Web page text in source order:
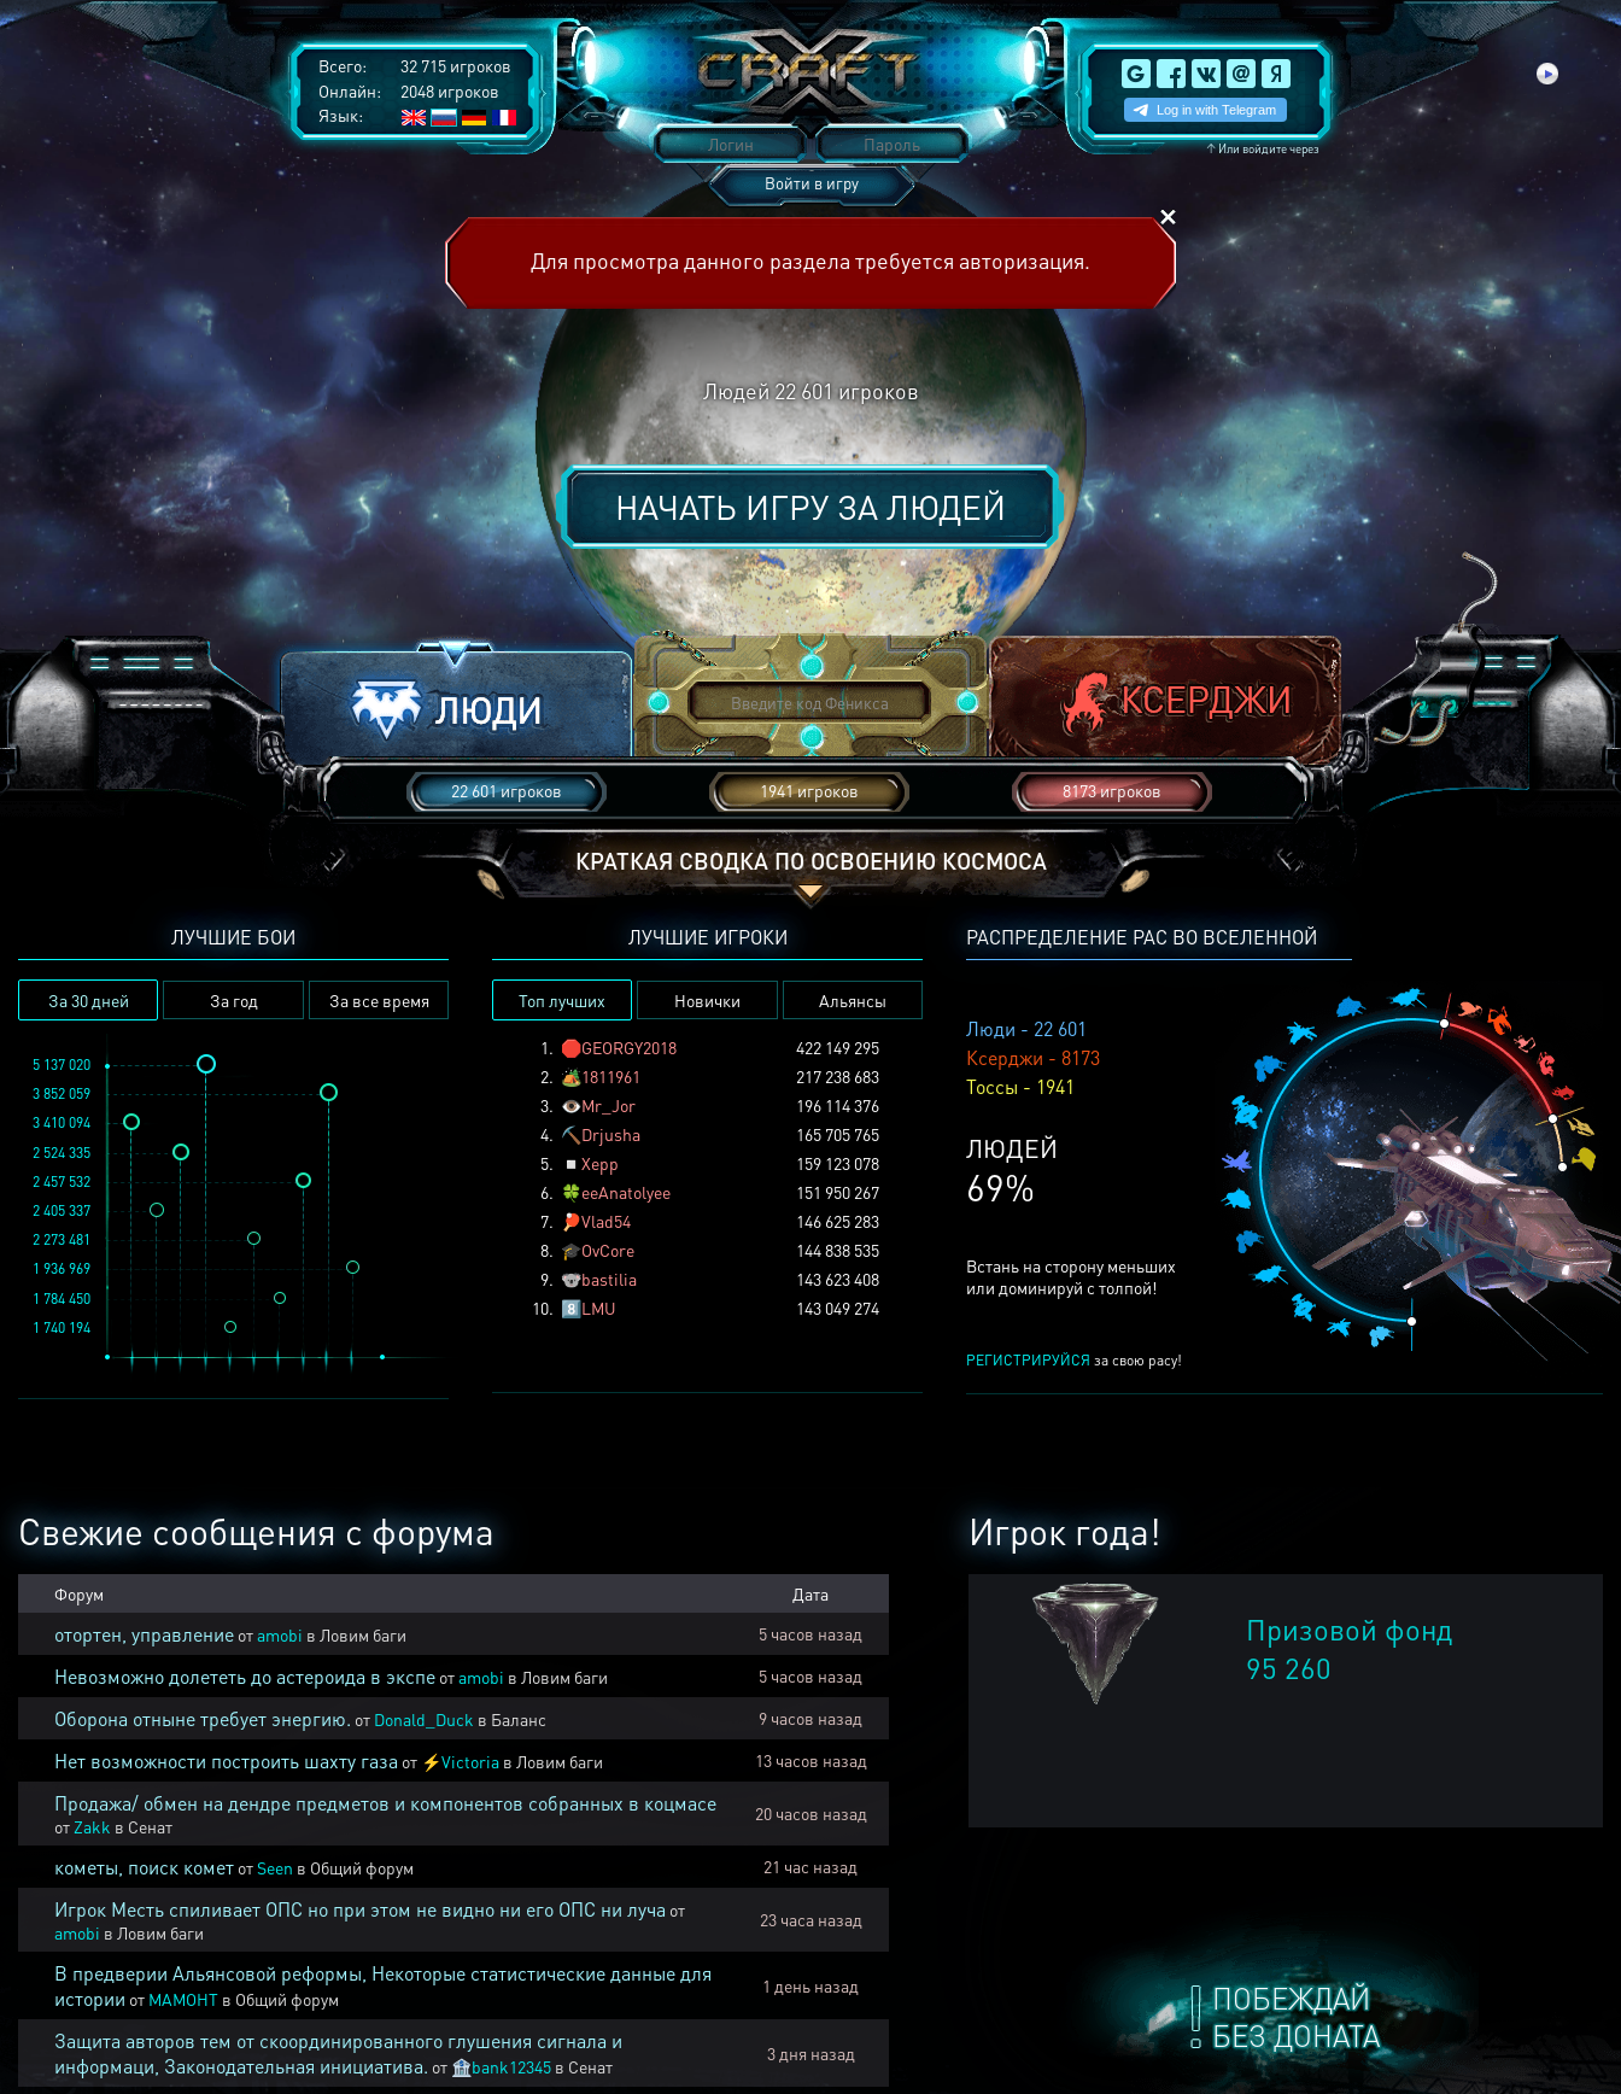
Всего:
32 715 игроков
Онлайн:
2048 игроков
Язык:
↑Или войдите через
Войти в игру
Для просмотра данного раздела требуется авторизация.
Людей 22 601 игроков
НАЧАТЬ ИГРУ ЗАЛЮДЕЙ
22 601 игроков 1941 игроков 8173 игроков
КРАТКАЯ СВОДКА ПО ОСВОЕНИЮ КОСМОСА
РАСПРЕДЕЛЕНИЕ РАС ВО ВСЕЛЕННОЙ
Люди - 22 601
Ксерджи - 8173
Тоссы - 1941
КСЕРДЖЕЙ
24%
Встань на сторону меньших
или доминируй с толпой!
РЕГИСТРИРУЙСЯ за свою расу!
ЛУЧШИЕ БОИ
За 30 дней За год За все время
1 936 969
3 852 059
2 457 532
1 784 450
2 273 481
1 740 194
5 137 020
2 524 335
2 405 337
3 410 094
ЛУЧШИЕ ИГРОКИ
Топ лучших Новички Альянсы
1. 🛑GEORGY2018
422 149 295
2. 🏕️1811961
217 238 683
3. 👁️Mr_Jor
196 114 376
4. ⛏️ Drjusha
165 705 765
5.
◽ Xepp
159 123 078
6. 🍀eeAnatolyee
151 950 267
7.
🏓Vlad54
146 625 283
8. 🎓OvCore
144 838 535
9. 🐨bastilia
143 623 408
10. 8️⃣LMU 143 049 274
ПОБЕЖДАЙ
БЕЗ ДОНАТА
Игрок года!
Призовой фонд
95 260
Свежие сообщения с форума
Форум Дата
отортен, управление отamobi в Ловим баги 5 часов назад
Невозможно долететь до астероида в экспе отamobi в Ловим баги 5 часов назад
Оборона отныне требует энергию. от Donald_Duck в Баланс 9 часов назад
Нет возможности построить шахту газа от ⚡Victoria в Ловим баги 13 часов назад
Продажа/ обмен на дендре предметов и компонентов собранных в коцмасе
от Zakk в Сенат
20 часов назад
кометы, поиск комет отSeen в Общий форум 21 час назад
Игрок Месть спиливает ОПС но при этом не видно ни его ОПС ни луча от
amobi в Ловим баги
23 часа назад
В предверии Альянсовой реформы, Некоторые статистические данные для
истории от MAMOHT в Общий форум
1 день назад
Защита авторов тем от скоординированного глушения сигнала и
информаци, Законодательная инициатива. от 🏦bank12345 в Сенат
3 дня назад